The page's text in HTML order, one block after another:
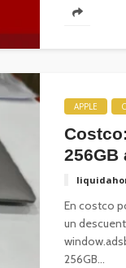
APPLE
256GB
En costco
un
256GB...